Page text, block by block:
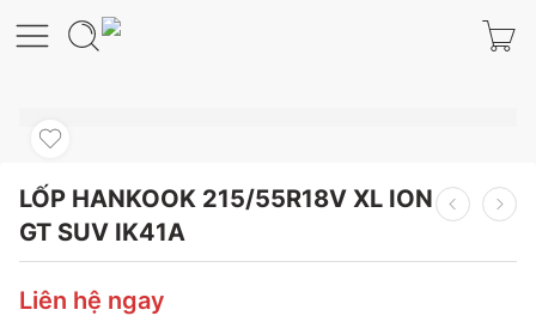
LỐP HANKOOK 215/55R18V XL ION
GT SUV IK41A
Liên hệ ngay